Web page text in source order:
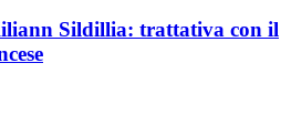
Sildillia: trattativa con il